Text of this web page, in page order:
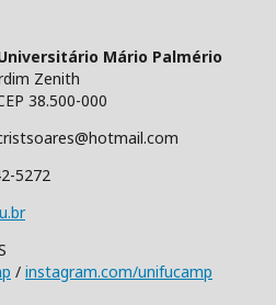
Mário Palmério
Zenith
38.500-000
5272
/ instagram.com/unifucamp